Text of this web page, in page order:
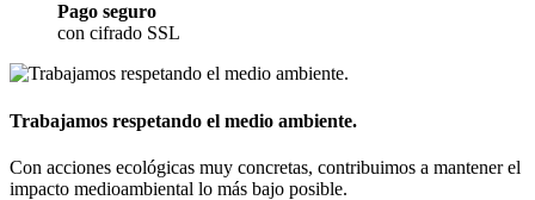
Pago seguro
con cifrado SSL
Trabajamos respetando el medio ambiente.
Con acciones ecológicas muy concretas, contribuimos a mantener el
impacto medioambiental lo más bajo posible.